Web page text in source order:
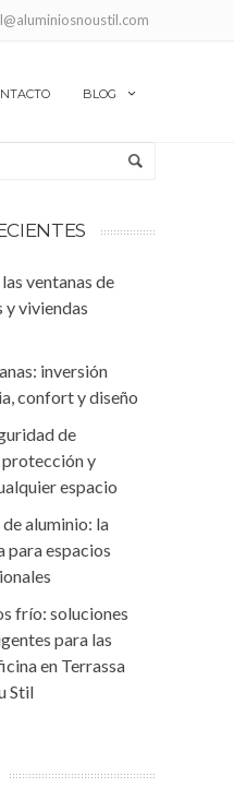
BLOG
ventanas de
y viviendas
inversión
confort y diseño
de
protección y
espacio
aluminio: la
para espacios
frío: soluciones
para las
en Terrassa
Stil